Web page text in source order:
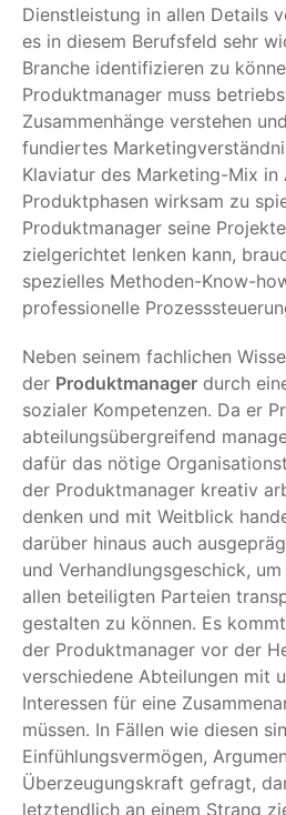
Dienstleistung in allen Details
es in diesem Berufsfeld sehr
Branche identifizieren zu
Produktmanager muss
Zusammenhänge verstehen
fundiertes
Klaviatur des Marketing-Mix
Produktphasen wirksam zu
Produktmanager seine
zielgerichtet lenken kann,
spezielles Methoden-Know-
professionelle
Neben seinem fachlichen
der Produktmanager durch
sozialer Kompetenzen. Da er
abteilungsübergreifend
dafür das nötige
der Produktmanager kreativ
denken und mit Weitblick
darüber hinaus auch
und Verhandlungsgeschick,
allen beteiligten Parteien
gestalten zu können. Es
der Produktmanager vor der
verschiedene Abteilungen mit
Interessen für eine
müssen. In Fällen wie diesen
Einfühlungsvermögen,
Überzeugungskraft gefragt,
letztendlich an einem Strang